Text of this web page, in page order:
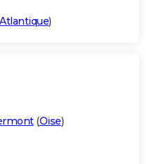
)
(Oise)